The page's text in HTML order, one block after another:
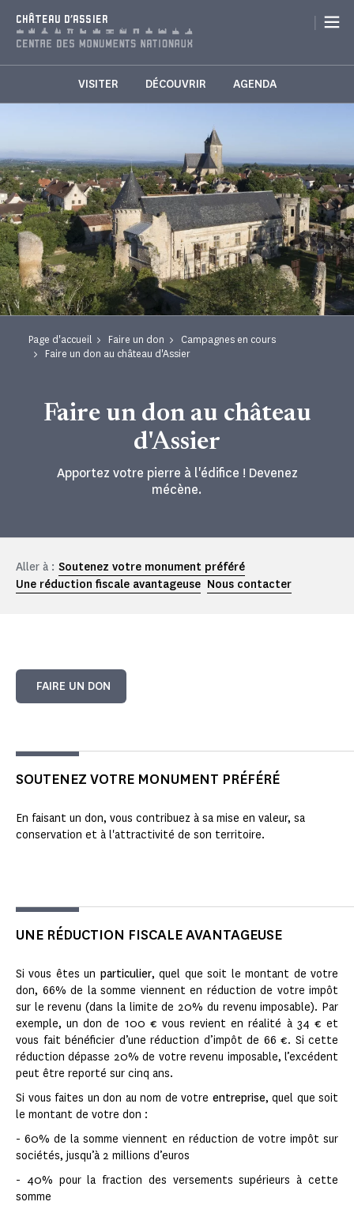
CHÂTEAU D'ASSIER |
VISITER DÉCOUVRIR AGENDA
Page d'accueil Faire un don
Campagnes en cours
Faire un don au château d'Assier
Faire un don au château
d'Assier
Apportez votre pierre à l'édifice ! Devenez
mécène.
Aller à : Soutenez votre monument préféré
Une réduction fiscale avantageuse Nous contacter
FAIRE UN DON
SOUTENEZ VOTRE MONUMENT PRÉFÉRÉ
En faisant un don, vous contribuez à sa mise en valeur, sa
conservation et à l'attractivité de son territoire.
UNE RÉDUCTION FISCALE AVANTAGEUSE
Si vous êtes un particulier, quel que soit le montant de votre
don, 66% de la somme viennent en réduction de votre impôt
sur le revenu (dans la limite de 20% du revenu imposable). Par
exemple, un don de 100 € vous revient en réalité à 34 € et
vous fait bénéficier d’une réduction d’impôt de 66 €. Si cette
réduction dépasse 20% de votre revenu imposable, l’excédent
peut être reporté sur cinq ans.
Si vous faites un don au nom de votre entreprise, quel que soit
le montant de votre don :
- 60% de la somme viennent en réduction de votre impôt sur
sociétés, jusqu’à 2 millions d’euros
- 40% pour la fraction des versements supérieurs à cette
somme